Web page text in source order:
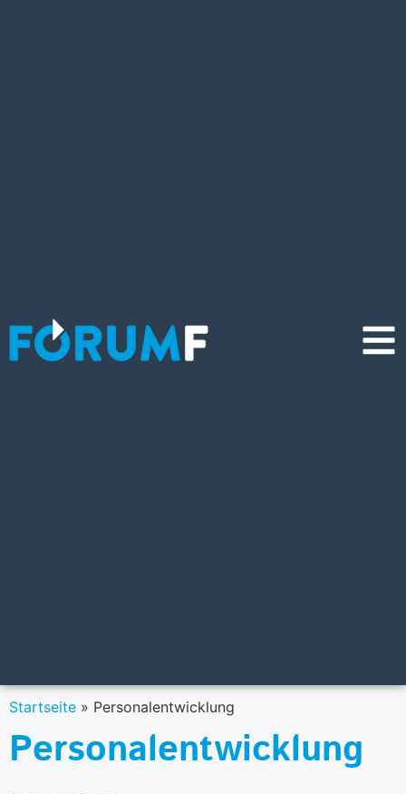
Startseite » Personalentwicklung
Personalentwicklung